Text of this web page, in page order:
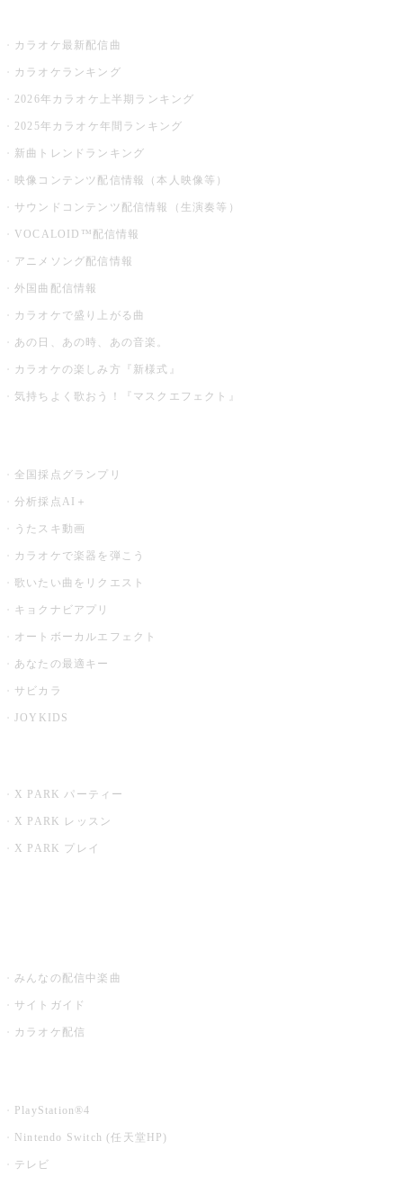
カラオケ最新配信曲
カラオケランキング
2026年カラオケ上半期ランキング
2025年カラオケ年間ランキング
新曲トレンドランキング
映像コンテンツ配信情報（本人映像等）
サウンドコンテンツ配信情報（生演奏等）
VOCALOID™配信情報
アニメソング配信情報
外国曲配信情報
カラオケで盛り上がる曲
あの日、あの時、あの音楽。
カラオケの楽しみ方『新様式』
気持ちよく歌おう！『マスクエフェクト』
全国採点グランプリ
分析採点AI＋
うたスキ動画
カラオケで楽器を弾こう
歌いたい曲をリクエスト
キョクナビアプリ
オートボーカルエフェクト
あなたの最適キー
サビカラ
JOYKIDS
X PARK パーティー
X PARK レッスン
X PARK プレイ
みんなの配信中楽曲
サイトガイド
カラオケ配信
PlayStation®4
Nintendo Switch (任天堂HP)
テレビ